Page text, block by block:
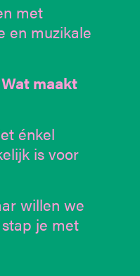
met
en muzikale
maakt
énkel
is voor
willen we
je met